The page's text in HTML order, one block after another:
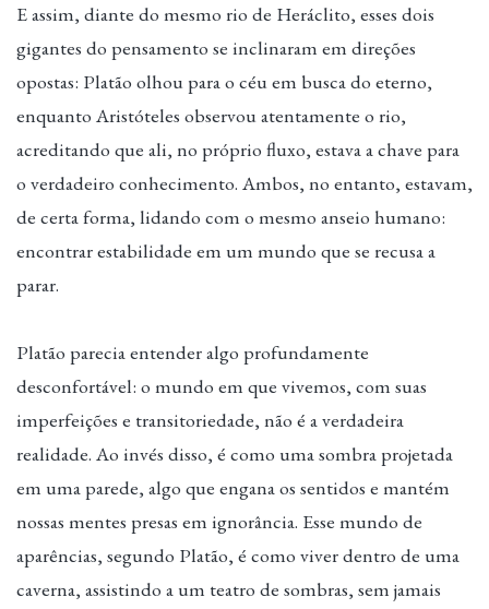
E assim, diante do mesmo rio de Heráclito, esses dois
gigantes do pensamento se inclinaram em direções
opostas: Platão olhou para o céu em busca do eterno,
enquanto Aristóteles observou atentamente o rio,
acreditando que ali, no próprio fluxo, estava a chave para
o verdadeiro conhecimento. Ambos, no entanto, estavam,
de certa forma, lidando com o mesmo anseio humano:
encontrar estabilidade em um mundo que se recusa a
parar.
Platão parecia entender algo profundamente
desconfortável: o mundo em que vivemos, com suas
imperfeições e transitoriedade, não é a verdadeira
realidade. Ao invés disso, é como uma sombra projetada
em uma parede, algo que engana os sentidos e mantém
nossas mentes presas em ignorância. Esse mundo de
aparências, segundo Platão, é como viver dentro de uma
caverna, assistindo a um teatro de sombras, sem jamais